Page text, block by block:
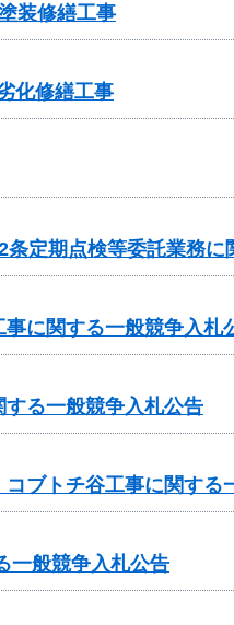
装修繕工事
化修繕工事
定期点検等委託業務に
に関する一般競争入札
る一般競争入札公告
ブトチ谷工事に関する
一般競争入札公告